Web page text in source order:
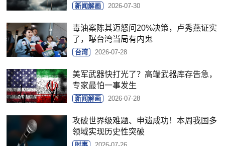
新闻解画 2026-07-30
毒油案陈其迈怒问20%决策，卢秀燕证实
了，曝台湾当局有内鬼
台湾 2026-07-28
美军武器快打光了？高端武器库存告急，
专家最怕一事发生
新闻解画 2026-07-28
攻破世界级难题、申遗成功！本周我国多
领域实现历史性突破